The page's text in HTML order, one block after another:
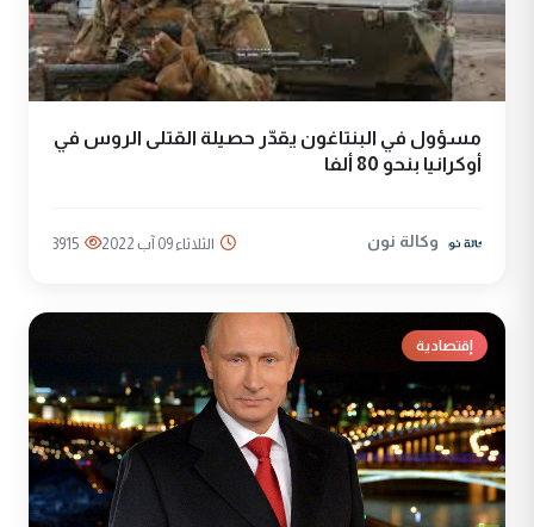
مسؤول في البنتاغون يقدّر حصيلة القتلى الروس في
أوكرانيا بنحو 80 ألفا
وكالة نون الثلاثاء 09 آب 2022 3915
إقتصادية